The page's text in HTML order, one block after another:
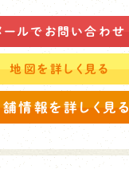
ールで お問い合わせ
地図を詳しく見る
情報を詳しく見る